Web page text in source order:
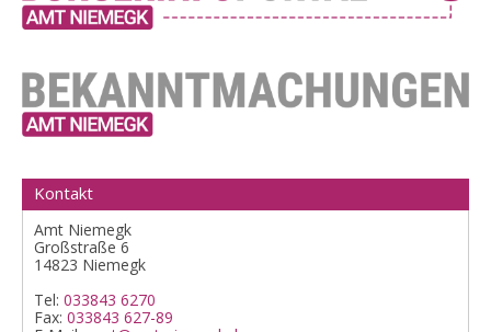
Kontakt
Amt Niemegk
Großstraße 6
14823 Niemegk
Tel: 033843 6270
Fax: 033843 627-89